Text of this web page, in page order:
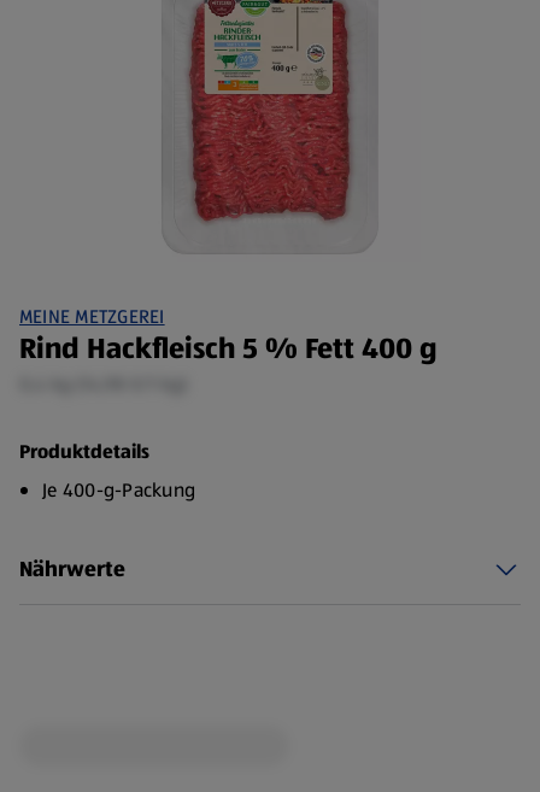
MEINE METZGEREI
Rind Hackfleisch 5 % Fett 400 g
Produktdetails
Je 400-g-Packung
Nährwerte